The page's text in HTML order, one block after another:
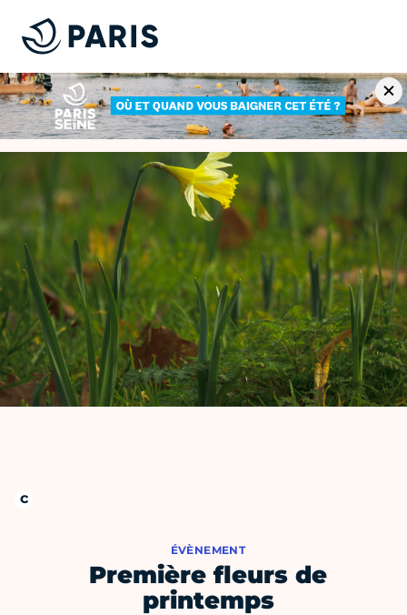
ÉVÈNEMENT
Première fleurs de
printemps